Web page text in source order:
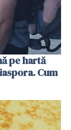
pe hartă
Cum